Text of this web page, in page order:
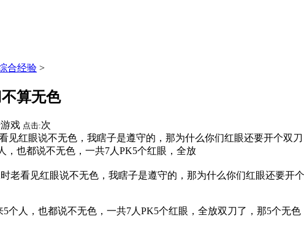
合经验 >
算无色
戏 点击:次
见红眼说不无色，我瞎子是遵守的，那为什么你们红眼还要开个双
，也都说不无色，一共7人PK5个红眼，全放
看见红眼说不无色，我瞎子是遵守的，那为什么你们红眼还要开
人，也都说不无色，一共7人PK5个红眼，全放双刀了，那5个无